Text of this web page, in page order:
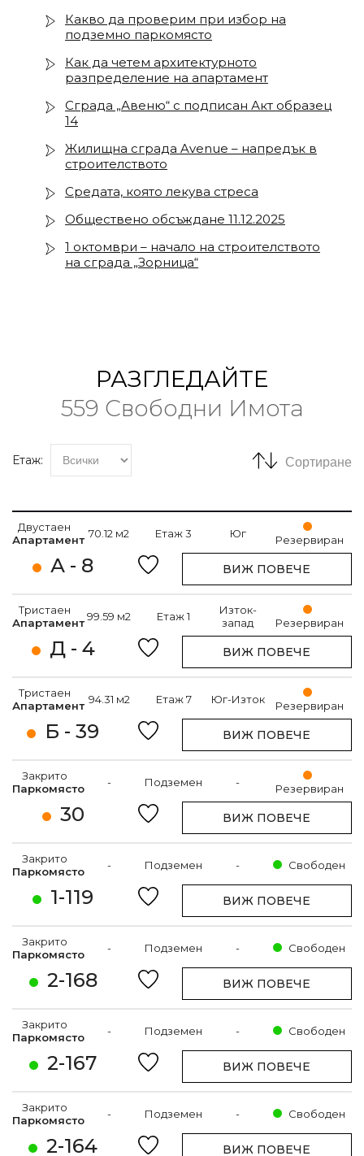
Какво да проверим при избор на
подземно паркомясто
Как да четем архитектурното
разпределение на апартамент
Сграда „Авеню“ с подписан Акт образец
14
Жилищна сграда Avenue – напредък в
строителството
Средата, която лекува стреса
Обществено обсъждане 11.12.2025
1 октомври – начало на строителството
на сграда „Зорница“
РАЗГЛЕДАЙТЕ
559 Свободни Имота
Етаж: Сортиране
А - 8
Двустаен
Апартамент 70.12 м2 Етаж 3 Юг Резервиран
ВИЖ ПОВЕЧЕ
Д - 4
Тристаен
Апартамент99.59 м2 Етаж 1
Изток-
запад
Резервиран
ВИЖ ПОВЕЧЕ
Б - 39
Тристаен
Апартамент 94.31 м2 Етаж 7 Юг-Изток Резервиран
ВИЖ ПОВЕЧЕ
30
Закрито
Паркомясто
- Подземен - Резервиран
ВИЖ ПОВЕЧЕ
1-119
Закрито
Паркомясто
- Подземен - Свободен
ВИЖ ПОВЕЧЕ
2-168
Закрито
Паркомясто
- Подземен - Свободен
ВИЖ ПОВЕЧЕ
2-167
Закрито
Паркомясто
- Подземен - Свободен
ВИЖ ПОВЕЧЕ
2-164
Закрито
Паркомясто
- Подземен - Свободен
ВИЖ ПОВЕЧЕ